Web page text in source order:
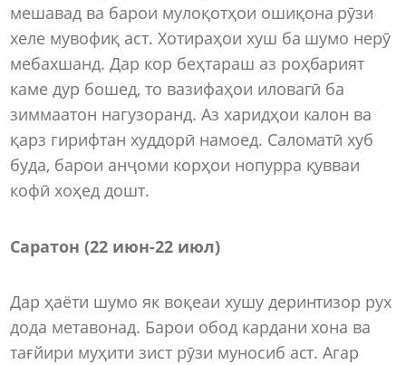
мешавад ва барои мулоқотҳои ошиқона рӯзи
хеле мувофиқ аст. Хотираҳои хуш ба шумо нерӯ
мебахшанд. Дар кор беҳтараш аз роҳбарият
каме дур бошед, то вазифаҳои иловагӣ ба
зиммаатон нагузоранд. Аз харидҳои калон ва
қарз гирифтан худдорӣ намоед. Саломатӣ хуб
буда, барои анҷоми корҳои нопурра қувваи
кофӣ хоҳед дошт.
Саратон (22 июн-22 июл)
Дар ҳаёти шумо як воқеаи хушу деринтизор рух
дода метавонад. Барои обод кардани хона ва
тағйири муҳити зист рӯзи муносиб аст. Агар